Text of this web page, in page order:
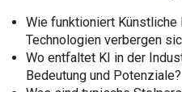
Wie funktioniert Künstliche
Technologien verbergen
Wo entfaltet KI in der
Bedeutung und Potenziale?